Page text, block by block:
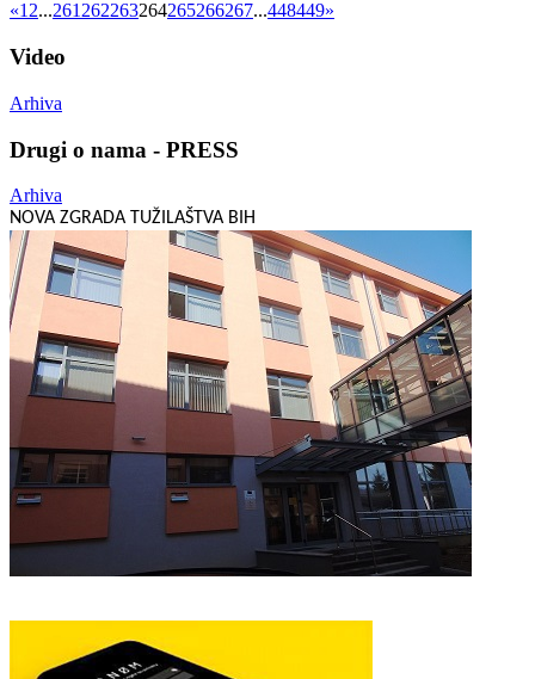
«12...261262263264265266267...448449»
Video
Arhiva
Drugi o nama - PRESS
Arhiva
NOVA ZGRADA TUŽILAŠTVA BIH